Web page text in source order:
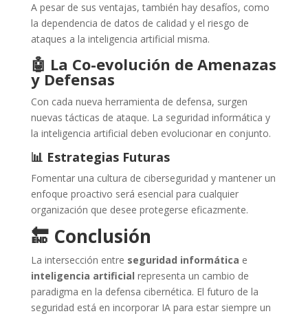
A pesar de sus ventajas, también hay desafíos, como
la dependencia de datos de calidad y el riesgo de
ataques a la inteligencia artificial misma.
🤖 La Co-evolución de Amenazas
y Defensas
Con cada nueva herramienta de defensa, surgen
nuevas tácticas de ataque. La seguridad informática y
la inteligencia artificial deben evolucionar en conjunto.
📊 Estrategias Futuras
Fomentar una cultura de ciberseguridad y mantener un
enfoque proactivo será esencial para cualquier
organización que desee protegerse eficazmente.
🔚 Conclusión
La intersección entre seguridad informática e
inteligencia artificial representa un cambio de
paradigma en la defensa cibernética. El futuro de la
seguridad está en incorporar IA para estar siempre un